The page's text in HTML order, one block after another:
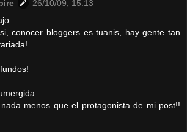
26/10/09, 15:13
conocer bloggers es tuanis, hay gente tan
menos que el protagonista de mi post!!